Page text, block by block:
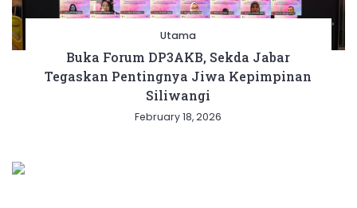
Utama
Buka Forum DP3AKB, Sekda Jabar
Tegaskan Pentingnya Jiwa Kepimpinan
Siliwangi
February 18, 2026